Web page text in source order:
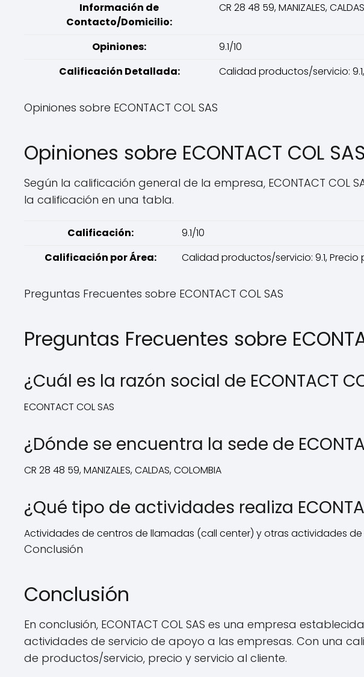
Información de
Contacto/Domicilio:
CR 28 48 59, MANIZALES,
Opiniones:
9.1/10
Calificación Detallada:
Calidad productos/servicio:
Opiniones sobre ECONTACT COL SAS
Opiniones sobre ECONTACT COL SAS
Según la calificación general de la empresa, ECONTACT COL
la calificación en una tabla.
Calificación:
9.1/10
Calificación por Área:
Calidad productos/servicio: 9.1, Precio
Preguntas Frecuentes sobre ECONTACT COL SAS
Preguntas Frecuentes sobre
¿Cuál es la razón social de ECONTACT
ECONTACT COL SAS
¿Dónde se encuentra la sede de
CR 28 48 59, MANIZALES, CALDAS, COLOMBIA
¿Qué tipo de actividades realiza
Actividades de centros de llamadas (call center) y otras actividades
Conclusión
Conclusión
En conclusión, ECONTACT COL SAS es una empresa
actividades de servicio de apoyo a las empresas. Con una
de productos/servicio, precio y servicio al cliente.